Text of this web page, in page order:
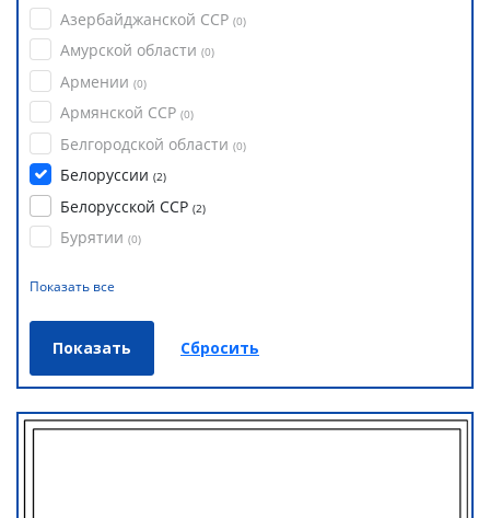
Азербайджанской ССР (0)
Амурской области (0)
Армении (0)
Армянской ССР (0)
Белгородской области (0)
Белоруссии (2)
Белорусской ССР (2)
Бурятии (0)
Показать все